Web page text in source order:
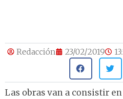
Redacción 23/02/2019
Las obras van a consistir